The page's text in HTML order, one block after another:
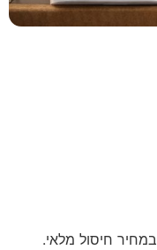
במחיר חיסול מלאי.